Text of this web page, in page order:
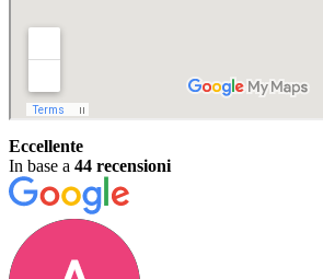
Eccellente
In base a 44 recensioni